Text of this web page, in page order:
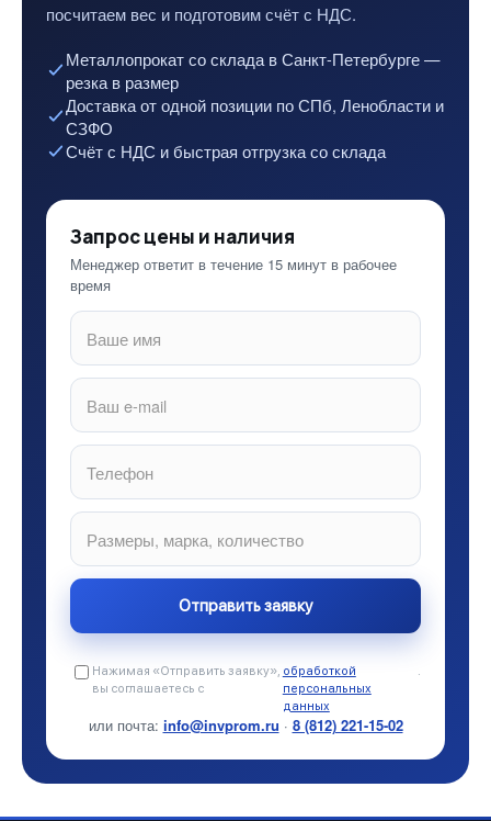
посчитаем вес и подготовим счёт с НДС.
Металлопрокат со склада в Санкт-Петербурге —
резка в размер
Доставка от одной позиции по СПб, Ленобласти и
СЗФО
Счёт с НДС и быстрая отгрузка со склада
Запрос цены и наличия
Менеджер ответит в течение 15 минут в рабочее
время
Нажимая «Отправить заявку»,
вы соглашаетесь с
обработкой
персональных
данных
.
или почта: info@invprom.ru · 8 (812) 221-15-02